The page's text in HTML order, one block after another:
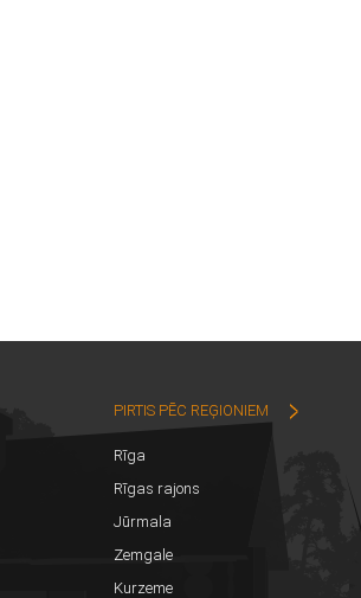
PIRTIS PĒC REĢIONIEM
Rīga
Rīgas rajons
Jūrmala
Zemgale
Kurzeme